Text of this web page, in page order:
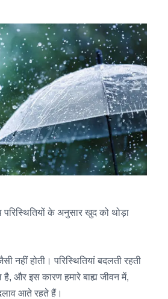
के अनुसार खुद को थोड़ा
नहीं होती। परिस्थितियां बदलती रहती
है, और इस कारण हमारे बाह्य जीवन में,
आते रहते हैं।